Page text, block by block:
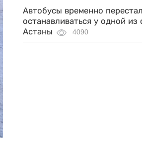
Автобусы временно
останавливаться у одной из
Астаны
4090